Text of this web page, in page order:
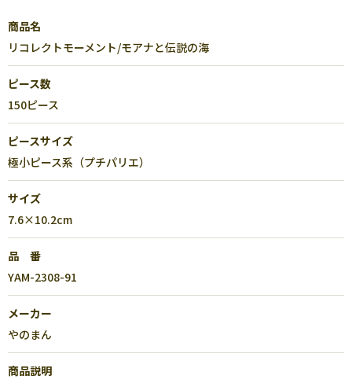
商品名
リコレクトモーメント/モアナと伝説の海
ピース数
150ピース
ピースサイズ
極小ピース系（プチパリエ）
サイズ
7.6×10.2cm
品 番
YAM-2308-91
メーカー
やのまん
商品説明